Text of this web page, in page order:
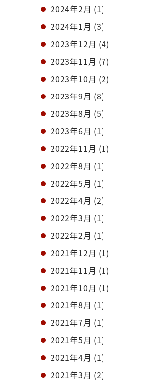
2024年2月 (1)
2024年1月 (3)
2023年12月 (4)
2023年11月 (7)
2023年10月 (2)
2023年9月 (8)
2023年8月 (5)
2023年6月 (1)
2022年11月 (1)
2022年8月 (1)
2022年5月 (1)
2022年4月 (2)
2022年3月 (1)
2022年2月 (1)
2021年12月 (1)
2021年11月 (1)
2021年10月 (1)
2021年8月 (1)
2021年7月 (1)
2021年5月 (1)
2021年4月 (1)
2021年3月 (2)